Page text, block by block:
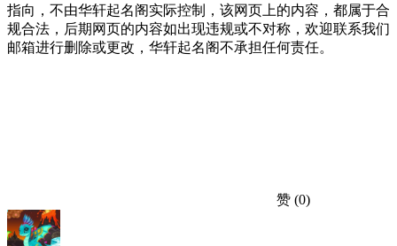
指向，不由华轩起名阁实际控制，该网页上的内容，都属于合
规合法，后期网页的内容如出现违规或不对称，欢迎联系我们
邮箱进行删除或更改，华轩起名阁不承担任何责任。
赞 (0)